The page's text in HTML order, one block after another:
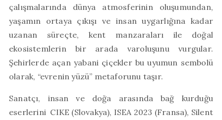
çalışmalarında dünya atmosferinin oluşumundan,
yaşamın ortaya çıkışı ve insan uygarlığına kadar
uzanan süreçte, kent manzaraları ile doğal
ekosistemlerin bir arada varoluşunu vurgular.
Şehirlerde açan yabani çiçekler bu uyumun sembolü
olarak, “evrenin yüzü” metaforunu taşır.
Sanatçı, insan ve doğa arasında bağ kurduğu
eserlerini CIKE (Slovakya), ISEA 2023 (Fransa), Silent